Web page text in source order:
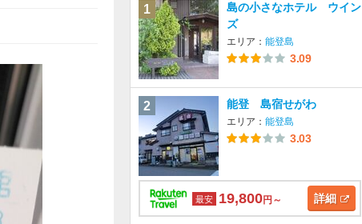
1
島の小さなホテル ウイン
ズ
エリア： 能登島
3.09
2 能登 島宿せがわ
エリア： 能登島
3.03
最安 19,800円～ 詳細